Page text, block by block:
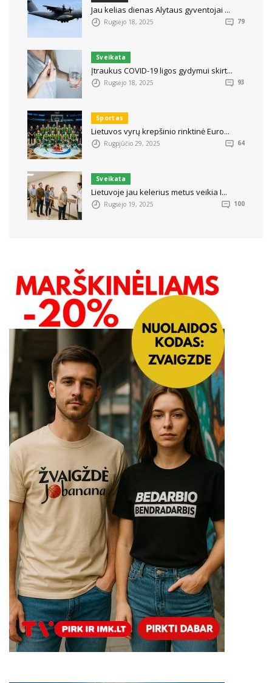
Jau kelias dienas Alytaus gyventojai ...
Rugsėjo 18, 2025 79
Sveikata
Įtraukus COVID-19 ligos gydymui skirt...
Rugsėjo 18, 2025 93
Sportas
Lietuvos vyrų krepšinio rinktinė Euro...
Rugpjūčio 29, 2025 64
Sveikata
Lietuvoje jau kelerius metus veikia I...
Rugsėjo 19, 2025 100